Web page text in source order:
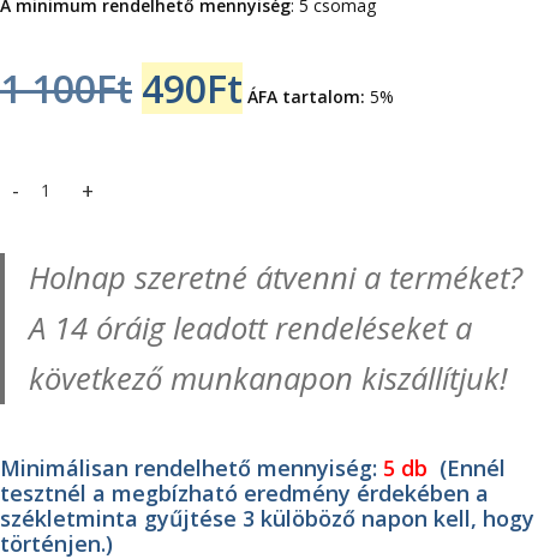
A minimum rendelhető mennyiség: 5 csomag
1 100Ft Original
1
100Ft.
490FtCurrent
490Ft.
ÁFA tartalom: 5%
Székletvér ellenőrző gyorsteszt - FOB (1 db)- JusChek mennyiség
Holnap szeretné átvenni a terméket?
A 14 óráig leadott rendeléseket a
következő munkanapon kiszállítjuk!
Minimálisan rendelhető mennyiség: 5 db (Ennél
tesztnél a megbízható eredmény érdekében a
székletminta gyűjtése 3 külöböző napon kell, hogy
történjen.)